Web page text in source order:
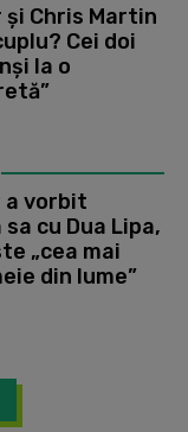
și Chris Martin
Cei doi
la o
a vorbit
cu Dua Lipa,
„cea mai
din lume”